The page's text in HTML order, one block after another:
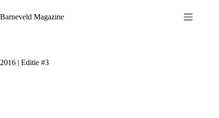
naar
de
Barneveld Magazine
2016 | Editie #3